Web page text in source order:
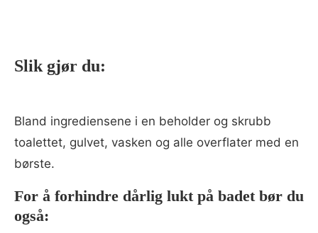
Slik gjør du:
Bland ingrediensene i en beholder og skrubb
toalettet, gulvet, vasken og alle overflater med en
børste.
For å forhindre dårlig lukt på badet bør du
også: